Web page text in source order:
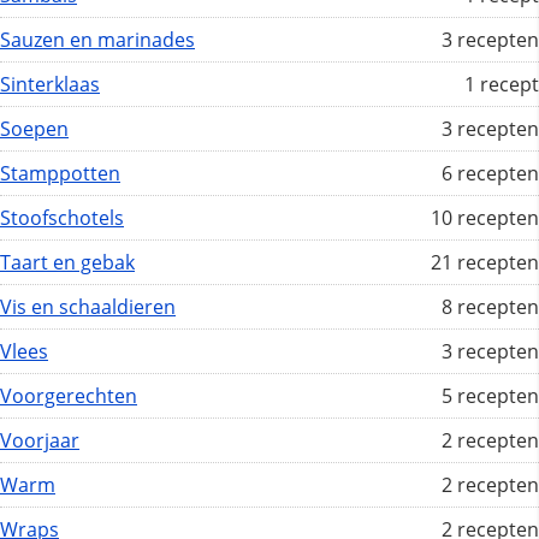
3 recepten
Sauzen en marinades
1 recept
Sinterklaas
3 recepten
Soepen
6 recepten
Stamppotten
10 recepten
Stoofschotels
21 recepten
Taart en gebak
8 recepten
Vis en schaaldieren
3 recepten
Vlees
5 recepten
Voorgerechten
2 recepten
Voorjaar
2 recepten
Warm
2 recepten
Wraps